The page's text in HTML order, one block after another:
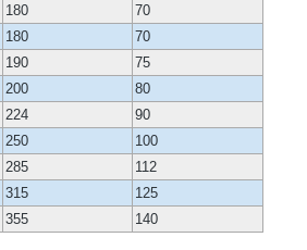
180
70
180
70
190
75
200
80
224
90
250
100
285
112
315
125
355 140